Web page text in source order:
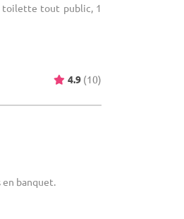
toilette tout public, 1
4.9 (10)
en banquet.